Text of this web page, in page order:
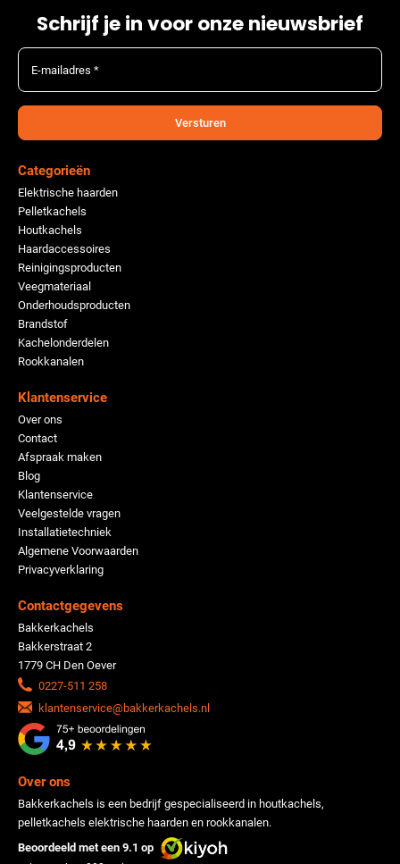
Schrijf je in voor onze nieuwsbrief
E-mailadres *
Versturen
Categorieën
Elektrische haarden
Pelletkachels
Houtkachels
Haardaccessoires
Reinigingsproducten
Veegmateriaal
Onderhoudsproducten
Brandstof
Kachelonderdelen
Rookkanalen
Klantenservice
Over ons
Contact
Afspraak maken
Blog
Klantenservice
Veelgestelde vragen
Installatietechniek
Algemene Voorwaarden
Privacyverklaring
Contactgegevens
Bakkerkachels
Bakkerstraat 2
1779 CH Den Oever
0227-511 258
klantenservice@bakkerkachels.nl
Over ons
Bakkerkachels is een bedrijf gespecialiseerd in houtkachels,
pelletkachels elektrische haarden en rookkanalen.
Beoordeeld met een 9.1 op